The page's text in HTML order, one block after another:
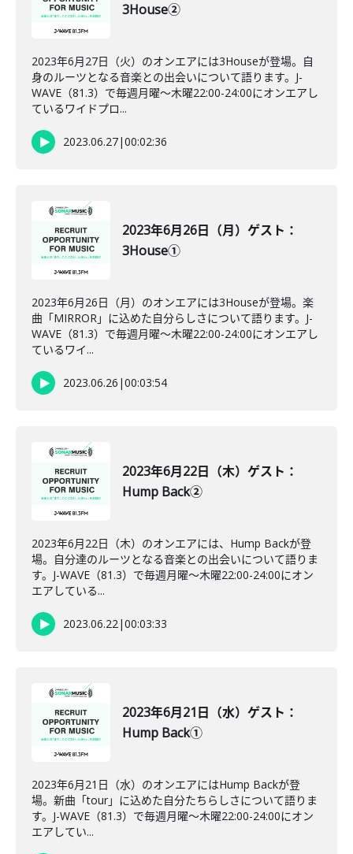
3House②
2023年6月27日（火）のオンエアには3Houseが登場。自
身のルーツとなる音楽との出会いについて語ります。J-
WAVE（81.3）で毎週月曜～木曜22:00-24:00にオンエアし
ているワイドプロ...
2023.06.27|00:02:36
2023年6月26日（月）ゲスト：
3House①
2023年6月26日（月）のオンエアには3Houseが登場。楽
曲「MIRROR」に込めた自分らしさについて語ります。J-
WAVE（81.3）で毎週月曜～木曜22:00-24:00にオンエアし
ているワイ...
2023.06.26 |00:03:54
2023年6月22日（木）ゲスト：
Hump Back②
2023年6月22日（木）のオンエアには、Hump Backが登
場。自分達のルーツとなる音楽との出会いについて語りま
す。J-WAVE（81.3）で毎週月曜～木曜22:00-24:00にオン
エアしている...
2023.06.22|00:03:33
2023年6月21日（水）ゲスト：
Hump Back①
2023年6月21日（水）のオンエアにはHump Backが登
場。新曲「tour」に込めた自分たちらしさについて語りま
す。J-WAVE（81.3）で毎週月曜～木曜22:00-24:00にオン
エアしてい...